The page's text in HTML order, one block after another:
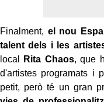
Finalment, el nou
talent dels i les
local
Rita Chaos, que
d'artistes programats i
petit, però té un gran